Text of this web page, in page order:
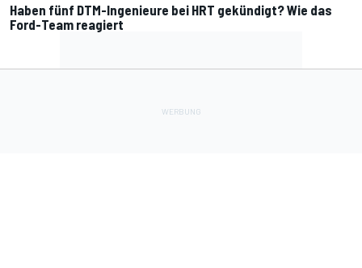
Haben fünf DTM-Ingenieure bei HRT gekündigt? Wie das
Ford-Team reagiert